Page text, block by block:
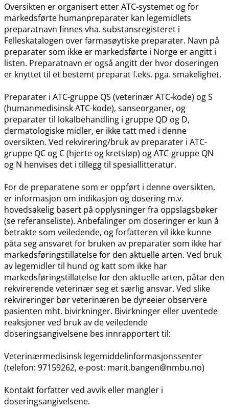
Oversikten er organisert etter ATC-systemet og for
markedsførte humanpreparater kan legemidlets
preparatnavn finnes vha. substansregisteret i
Felleskatalogen over farmasøytiske preparater. Navn på
preparater som ikke er markedsførte i Norge er angitt i
listen. Preparatnavn er også angitt der hvor doseringen
er knyttet til et bestemt preparat f.eks. pga. smakelighet.
Preparater i ATC-gruppe QS (veterinær ATC-kode) og S
(humanmedisinsk ATC-kode), sanseorganer, og
preparater til lokalbehandling i gruppe QD og D,
dermatologiske midler, er ikke tatt med i denne
oversikten. Ved rekvirering​/​bruk av preparater i ATC-
gruppe QC og C (hjerte og kretsløp) og ATC-gruppe QN
og N henvises det i tillegg til spesiallitteratur.
For de preparatene som er oppført i denne oversikten,
er informasjon om indikasjon og dosering m.v.
hovedsakelig basert på opplysninger fra oppslagsbøker
(se referanseliste). Anbefalinger om doseringer er kun å
betrakte som veiledende, og forfatteren vil ikke kunne
påta seg ansvaret for bruken av preparater som ikke har
markedsføringstillatelse for den aktuelle arten. Ved bruk
av legemidler til hund og katt som ikke har
markedsføringstillatelse for den aktuelle arten, påtar den
rekvirerende veterinær seg et særlig ansvar. Ved slike
rekvireringer bør veterinæren be dyreeier observere
pasienten mht. bivirkninger. Bivirkninger eller uventede
reaksjoner ved bruk av de veiledende
doseringsangivelsene bes innrapportert til:
Veterinærmedisinsk legemiddelinformasjonssenter
(telefon: 97159262, e-post: marit.bangen@nmbu.no)
Kontakt forfatter ved avvik eller mangler i
doseringsangivelsene.